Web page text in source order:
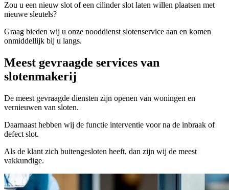
Zou u een nieuw slot of een cilinder slot laten willen plaatsen met
nieuwe sleutels?
Graag bieden wij u onze nooddienst slotenservice aan en komen
onmiddellijk bij u langs.
Meest gevraagde services van
slotenmakerij
De meest gevraagde diensten zijn openen van woningen en
vernieuwen van sloten.
Daarnaast hebben wij de functie interventie voor na de inbraak of
defect slot.
Als de klant zich buitengesloten heeft, dan zijn wij de meest
vakkundige.